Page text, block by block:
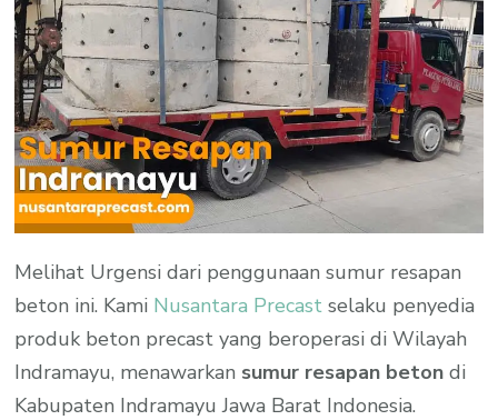
Melihat Urgensi dari penggunaan sumur resapan
beton ini. Kami Nusantara Precast selaku penyedia
produk beton precast yang beroperasi di Wilayah
Indramayu, menawarkan sumur resapan beton di
Kabupaten Indramayu Jawa Barat Indonesia.